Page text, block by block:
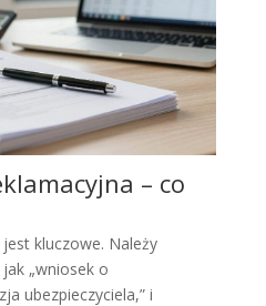
– co
kluczowe. Należy
„wniosek o
ubezpieczyciela,” i